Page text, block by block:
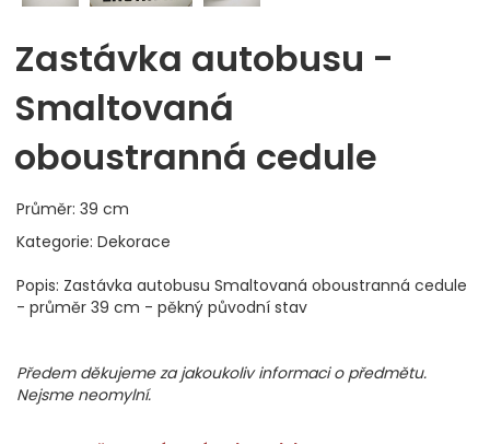
Zastávka autobusu -
Smaltovaná
oboustranná cedule
Průměr: 39 cm
Kategorie: Dekorace
Popis: Zastávka autobusu Smaltovaná oboustranná cedule
- průměr 39 cm - pěkný původní stav
Předem děkujeme za jakoukoliv informaci o předmětu.
Nejsme neomylní.